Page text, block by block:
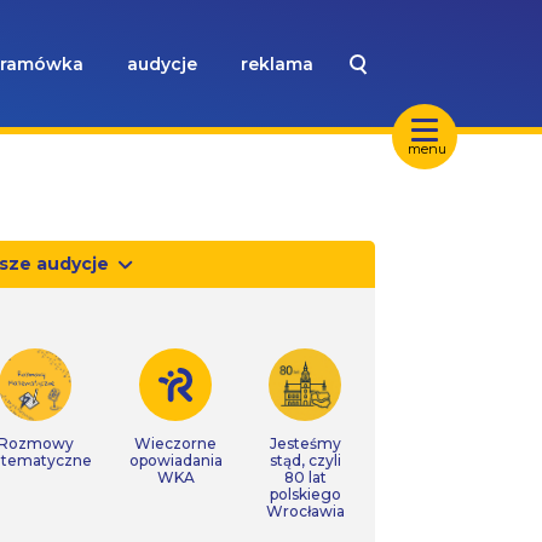
menu
ramówka audycje reklama
audycje
Wieczorne
opowiadania
WKA
Jesteśmy
stąd, czyli
80 lat
polskiego
Wrocławia